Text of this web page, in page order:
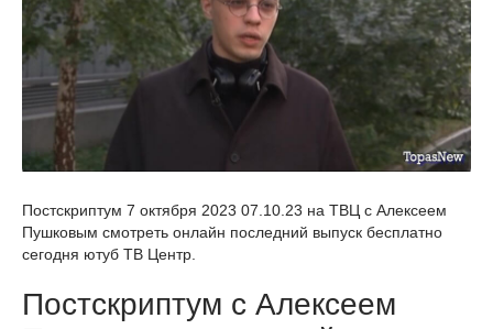
Постскриптум 7 октября 2023 07.10.23 на ТВЦ с Алексеем
Пушковым смотреть онлайн последний выпуск бесплатно
сегодня ютуб ТВ Центр.
Постскриптум с Алексеем